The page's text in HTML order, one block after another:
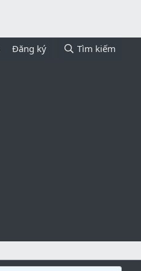
Đăng ký Tìm kiếm